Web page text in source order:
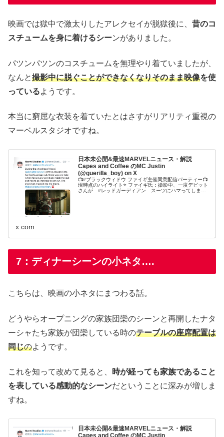
映画では獄中で激太りしたアレクセイが脱獄後に、 昔のコ
スチュームを身に着けるシーンがありました。
パツンパツンのコスチュームを無理やり着ていましたが、
なんと撮影中に脱ぐことができなくなりそのまま映像を使
っているようです。
本当に窮屈な衣装を着ていたとはさすがリアリティ重視の
マーベルスタジオですね。
日本未公開&最速MARVELニュース・解説
Capes and Coffee のMC Justin
(@guerilla_boy) on X
📺#ブラックウィドウ ファイギ主催同意配信パーティー📺
現時点のハイライト⭐️ ファイギ氏：撮影中、一度デビット
さんが #レッドガーディアン スーツにハマってしま
x.com
7：ディナーシーンの小ネタ….
こちらは、映画の小ネタにまつわる話。
どうやらオープニングの家族団欒のシーンと再開したナタ
ーシャたち家族が団欒している時のテーブルの座席配置は
同じのようです。
これを知って改めて見ると、
時が経っても家族であること
を表している感動的なシーンだということに深みが増しま
すね。
日本未公開&最速MARVELニュース・解説
Capes and Coffee のMC Justin